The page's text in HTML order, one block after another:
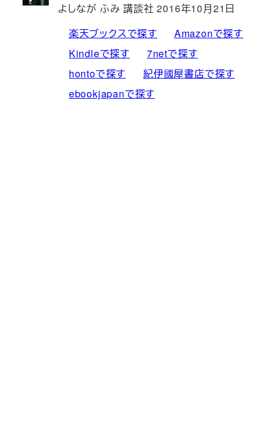
よしなが ふみ 講談社 2016年10月21日
楽天ブックスで探す
Amazonで探す
Kindleで探す
7netで探す
hontoで探す
紀伊國屋書店で探す
ebookjapanで探す